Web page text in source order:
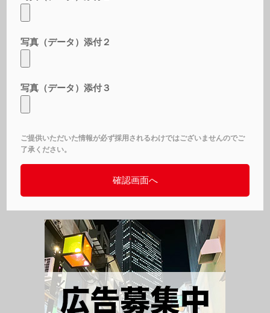
写真（データ）添付２
写真（データ）添付３
ご提供いただいた情報が必ず採用されるわけではございませんのでご
了承ください。